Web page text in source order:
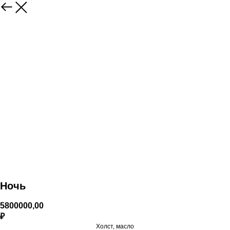
Ночь
5800000,00
₽
Холст, масло